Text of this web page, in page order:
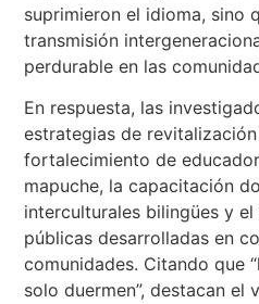
suprimieron el idioma, sino
transmisión
perdurable en las
En respuesta, las
estrategias de
fortalecimiento de
mapuche, la capacitación
interculturales bilingües y
públicas desarrolladas en
comunidades. Citando que
solo duermen”, destacan el